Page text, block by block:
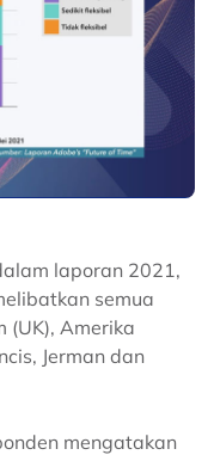
laporan 2021,
semua
(UK), Amerika
Jerman dan
mengatakan